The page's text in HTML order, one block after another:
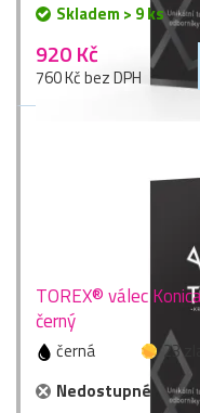
Skladem > 9 ks
920 Kč
760 Kč bez DPH
TOREX® válec
černý
černá
23
Nedostupné